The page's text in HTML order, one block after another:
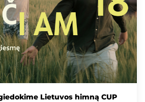
Lietuvos himną CUP